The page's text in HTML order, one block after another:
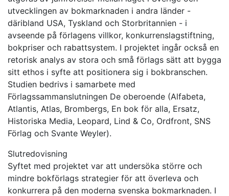
utvecklingen av bokmarknaden i andra länder -
däribland USA, Tyskland och Storbritannien - i
avseende på förlagens villkor, konkurrenslagstiftning,
bokpriser och rabattsystem. I projektet ingår också en
retorisk analys av stora och små förlags sätt att bygga
sitt ethos i syfte att positionera sig i bokbranschen.
Studien bedrivs i samarbete med
Förlagssammanslutningen De oberoende (Alfabeta,
Atlantis, Atlas, Brombergs, En bok för alla, Ersatz,
Historiska Media, Leopard, Lind & Co, Ordfront, SNS
Förlag och Svante Weyler).
Slutredovisning
Syftet med projektet var att undersöka större och
mindre bokförlags strategier för att överleva och
konkurrera på den moderna svenska bokmarknaden. I